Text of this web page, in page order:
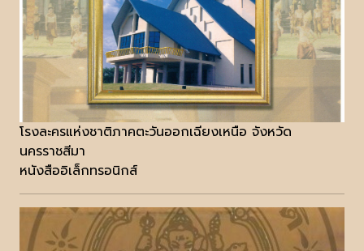
โรงละครแห่งชาติภาคตะวันออกเฉียงเหนือ จังหวัด
นครราชสีมา
หนังสืออิเล็กทรอนิกส์